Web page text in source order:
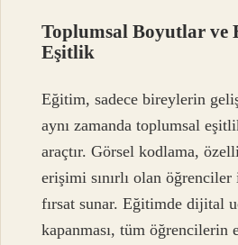
Toplumsal Boyutlar ve
Eşitlik
Eğitim, sadece bireylerin
aynı zamanda toplumsal
araçtır. Görsel kodlama,
erişimi sınırlı olan
fırsat sunar. Eğitimde dijital
kapanması, tüm öğrencilerin